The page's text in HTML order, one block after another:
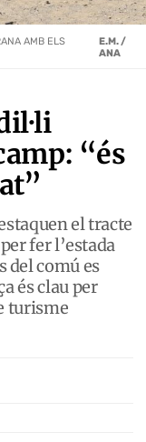
“és
el tracte
fer l’estada
del comú es
és clau per
turisme
AMB ELS
E.M. /
ANA